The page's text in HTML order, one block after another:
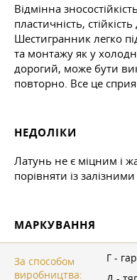
Відмінна
пластичність,
Шестигранник легко
та монтажу як у
дорогий, може бути
повторно. Все це
НЕДОЛІКИ
Латунь не є міцним і
порівняти із
МАРКУВАННЯ
За способом
виробництва:
Г -